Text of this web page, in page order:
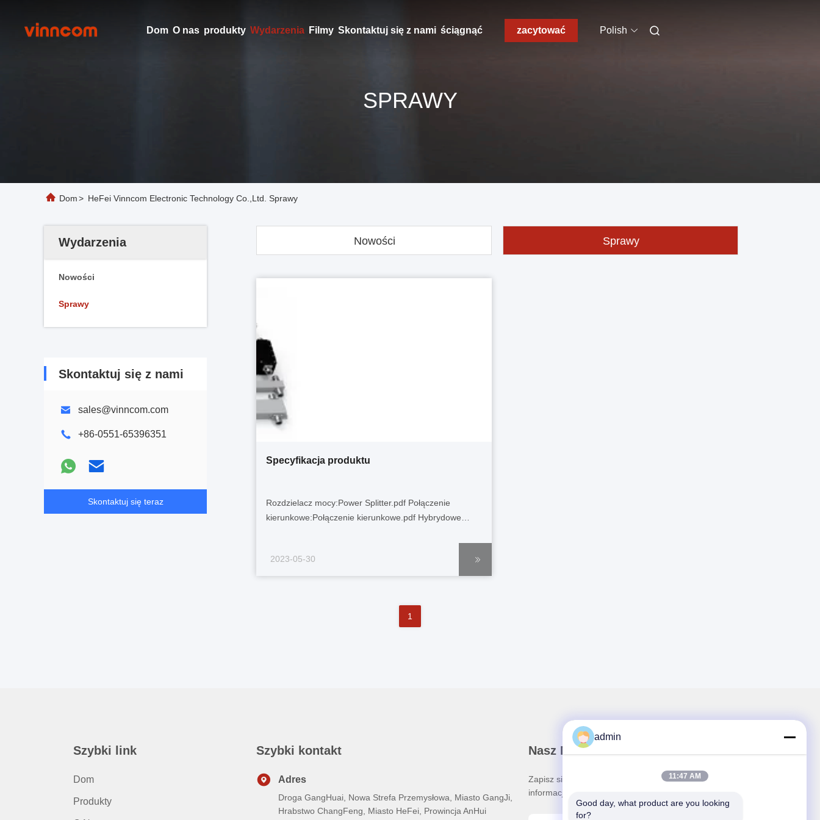
Dom O nas produkty Wydarzenia Filmy Skontaktuj się z nami ściągnąć zacytować Polish
SPRAWY
Dom> HeFei Vinncom Electronic Technology Co.,Ltd. Sprawy
Wydarzenia
Nowości
Sprawy
Skontaktuj się z nami
sales@vinncom.com
+86-0551-65396351
Skontaktuj się teraz
Nowości Sprawy
Specyfikacja produktu
Rozdzielacz mocy:Power Splitter.pdf Połączenie
kierunkowe:Połączenie kierunkowe.pdf Hybrydowe
ładunek:Wykorzystanie urządzeń do przechowywania
danych Izolator:Izolacja.pdf Krążnik:Wydanie w języku
2023-05-30
1
Szybki link
Dom
Produkty
Szybki kontakt
Adres
Droga GangHuai, Nowa Strefa Przemysłowa, Miasto GangJi,
Hrabstwo ChangFeng, Miasto HeFei, Prowincja AnHui
Nasz Newsletter
Zapisz się do naszego biuletynu z rabatami i innymi
informacjami.
admin
11:47 AM
Good day, what product are you looking
for?